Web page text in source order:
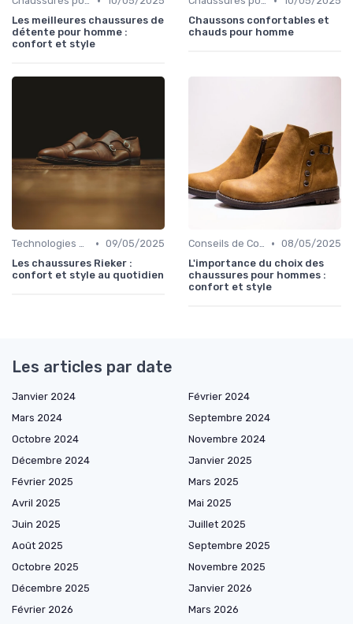
Les meilleures chaussures de
détente pour homme :
confort et style
Chaussons confortables et
chauds pour homme
Technologies de Confort • 09/05/2025
Les chaussures Rieker :
confort et style au quotidien
Conseils de Confort au Quotidien • 08/05/2025
L'importance du choix des
chaussures pour hommes :
confort et style
Les articles par date
Janvier 2024
Février 2024
Mars 2024
Septembre 2024
Octobre 2024
Novembre 2024
Décembre 2024
Janvier 2025
Février 2025
Mars 2025
Avril 2025
Mai 2025
Juin 2025
Juillet 2025
Août 2025
Septembre 2025
Octobre 2025
Novembre 2025
Décembre 2025
Janvier 2026
Février 2026
Mars 2026